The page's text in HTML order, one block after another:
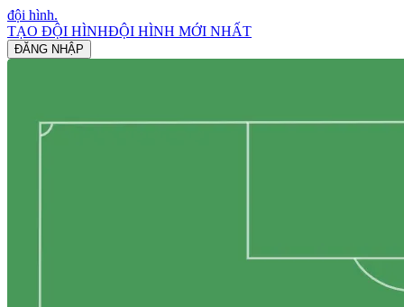
đội hình.
TẠO ĐỘI HÌNHĐỘI HÌNH MỚI NHẤT
ĐĂNG NHẬP